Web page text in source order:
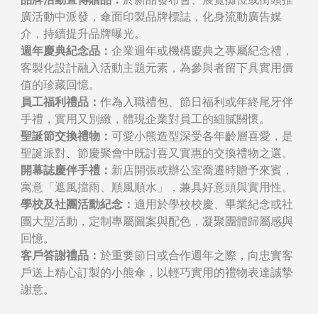
廣活動中派發，傘面印製品牌標誌，化身流動廣告媒
介，持續提升品牌曝光。
週年慶典紀念品： 企業週年或機構慶典之專屬紀念禮，
客製化設計融入活動主題元素，為參與者留下具實用價
值的珍藏回憶。
員工福利禮品： 作為入職禮包、節日福利或年終尾牙伴
手禮，實用又別緻，體現企業對員工的細膩關懷。
聖誕節交換禮物： 可愛小熊造型深受各年齡層喜愛，是
聖誕派對、節慶聚會中既討喜又實惠的交換禮物之選。
開幕誌慶伴手禮： 新店開張或辦公室喬遷時贈予來賓，
寓意「遮風擋雨、順風順水」，兼具好意頭與實用性。
學校及社團活動紀念： 適用於學校校慶、畢業紀念或社
團大型活動，定制專屬圖案與配色，凝聚團體歸屬感與
回憶。
客戶答謝禮品： 於重要節日或合作週年之際，向忠實客
戶送上精心訂製的小熊傘，以輕巧實用的禮物表達誠摯
謝意。